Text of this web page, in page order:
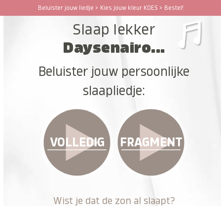
Beluister jouw liedje > Kies jouw kleur KOES > Bestel!
Open
Close
Slaap lekker
Daysenairo...
Beluister jouw persoonlijke
slaapliedje:
VOLLEDIG FRAGMENT
Wist je dat de zon al slaapt?